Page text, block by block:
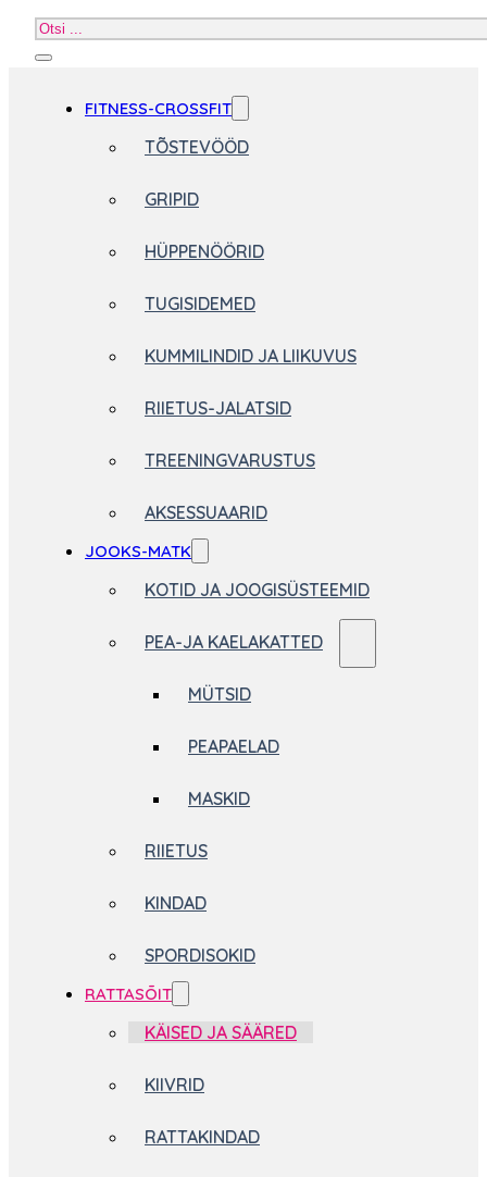
Otsi
FITNESS-CROSSFIT
TÕSTEVÖÖD
GRIPID
HÜPPENÖÖRID
TUGISIDEMED
KUMMILINDID JA LIIKUVUS
RIIETUS-JALATSID
TREENINGVARUSTUS
AKSESSUAARID
JOOKS-MATK
KOTID JA JOOGISÜSTEEMID
PEA-JA KAELAKATTED
MÜTSID
PEAPAELAD
MASKID
RIIETUS
KINDAD
SPORDISOKID
RATTASÕIT
KÄISED JA SÄÄRED
KIIVRID
RATTAKINDAD